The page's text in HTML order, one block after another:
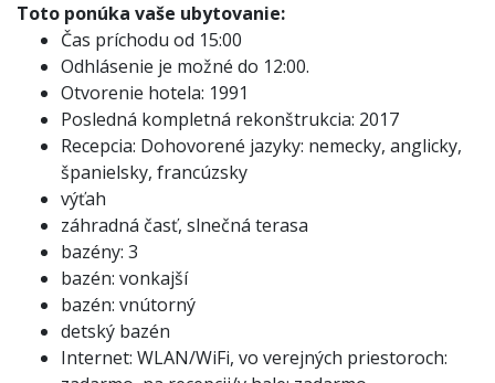
Toto ponúka vaše ubytovanie:
Čas príchodu od 15:00
Odhlásenie je možné do 12:00.
Otvorenie hotela: 1991
Posledná kompletná rekonštrukcia: 2017
Recepcia: Dohovorené jazyky: nemecky, anglicky,
španielsky, francúzsky
výťah
záhradná časť, slnečná terasa
bazény: 3
bazén: vonkajší
bazén: vnútorný
detský bazén
Internet: WLAN/WiFi, vo verejných priestoroch: